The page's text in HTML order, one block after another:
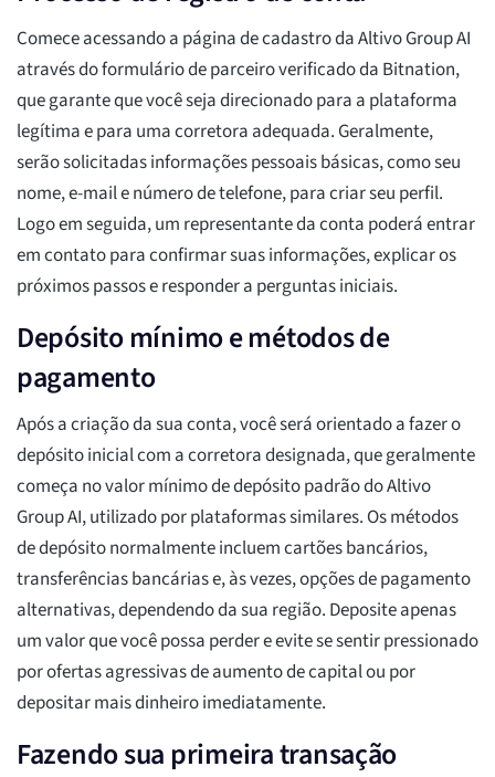
Comece acessando a página de cadastro da Altivo Group AI
através do formulário de parceiro verificado da Bitnation,
que garante que você seja direcionado para a plataforma
legítima e para uma corretora adequada. Geralmente,
serão solicitadas informações pessoais básicas, como seu
nome, e-mail e número de telefone, para criar seu perfil.
Logo em seguida, um representante da conta poderá entrar
em contato para confirmar suas informações, explicar os
próximos passos e responder a perguntas iniciais.
Depósito mínimo e métodos de
pagamento
Após a criação da sua conta, você será orientado a fazer o
depósito inicial com a corretora designada, que geralmente
começa no valor mínimo de depósito padrão do Altivo
Group AI, utilizado por plataformas similares. Os métodos
de depósito normalmente incluem cartões bancários,
transferências bancárias e, às vezes, opções de pagamento
alternativas, dependendo da sua região. Deposite apenas
um valor que você possa perder e evite se sentir pressionado
por ofertas agressivas de aumento de capital ou por
depositar mais dinheiro imediatamente.
Fazendo sua primeira transação